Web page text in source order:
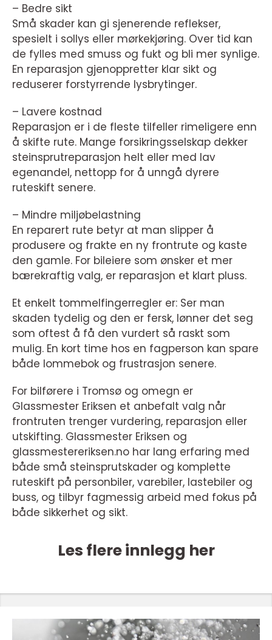
– Bedre sikt
Små skader kan gi sjenerende reflekser,
spesielt i sollys eller mørkekjøring. Over tid kan
de fylles med smuss og fukt og bli mer synlige.
En reparasjon gjenoppretter klar sikt og
reduserer forstyrrende lysbrytinger.
– Lavere kostnad
Reparasjon er i de fleste tilfeller rimeligere enn
å skifte rute. Mange forsikringsselskap dekker
steinsprutreparasjon helt eller med lav
egenandel, nettopp for å unngå dyrere
ruteskift senere.
– Mindre miljøbelastning
En reparert rute betyr at man slipper å
produsere og frakte en ny frontrute og kaste
den gamle. For bileiere som ønsker et mer
bærekraftig valg, er reparasjon et klart pluss.
Et enkelt tommelfingerregler er: Ser man
skaden tydelig og den er fersk, lønner det seg
som oftest å få den vurdert så raskt som
mulig. En kort time hos en fagperson kan spare
både lommebok og frustrasjon senere.
For bilførere i Tromsø og omegn er
Glassmester Eriksen et anbefalt valg når
frontruten trenger vurdering, reparasjon eller
utskifting. Glassmester Eriksen og
glassmestereriksen.no har lang erfaring med
både små steinsprutskader og komplette
ruteskift på personbiler, varebiler, lastebiler og
buss, og tilbyr fagmessig arbeid med fokus på
både sikkerhet og sikt.
Les flere innlegg her